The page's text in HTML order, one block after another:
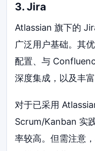
3. Jira
Atlassian 旗下的
广泛用户基础。其
配置、与
深度集成，以及丰
对于已采用
Scrum/Kanban 实
率较高。但需注意